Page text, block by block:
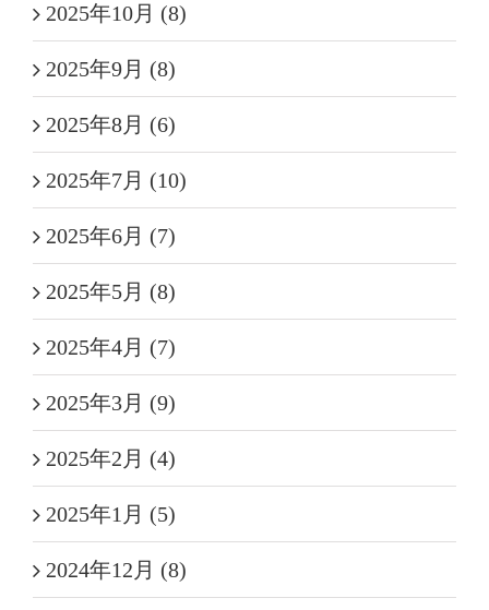
2025年10月 (8)
2025年9月 (8)
2025年8月 (6)
2025年7月 (10)
2025年6月 (7)
2025年5月 (8)
2025年4月 (7)
2025年3月 (9)
2025年2月 (4)
2025年1月 (5)
2024年12月 (8)